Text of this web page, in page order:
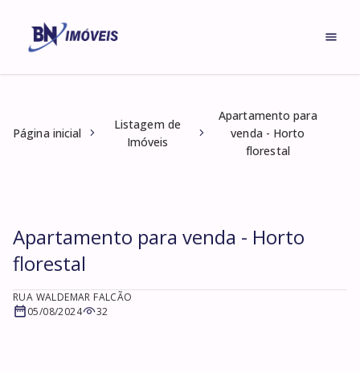
Página inicial
Listagem de
Imóveis
Apartamento para
venda - Horto
florestal
Apartamento para venda - Horto
florestal
RUA WALDEMAR FALCÃO
05/08/2024
32